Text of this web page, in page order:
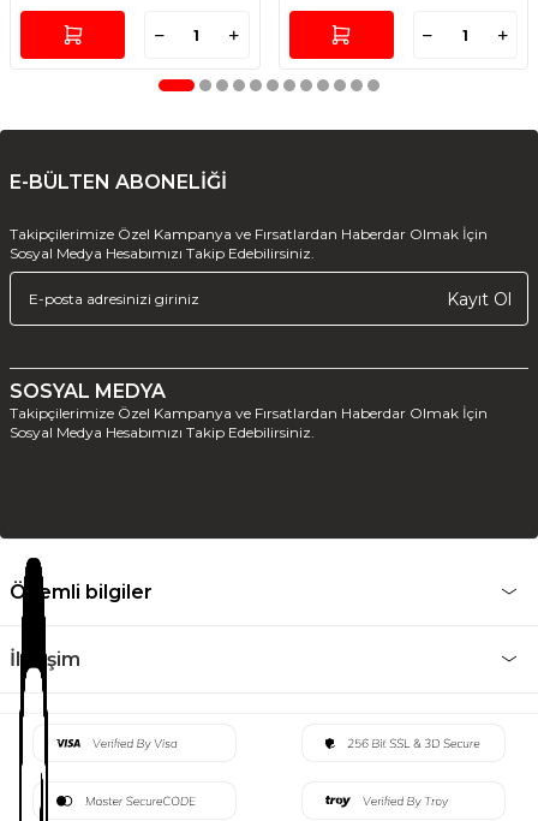
E-BÜLTEN ABONELİĞİ
Takipçilerimize Özel Kampanya ve Fırsatlardan Haberdar Olmak İçin
Sosyal Medya Hesabımızı Takip Edebilirsiniz.
Kayıt Ol
SOSYAL MEDYA
Takipçilerimize Özel Kampanya ve Fırsatlardan Haberdar Olmak İçin
Sosyal Medya Hesabımızı Takip Edebilirsiniz.
Önemli bilgiler
İletişim